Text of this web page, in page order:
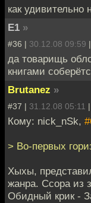
как удивительно
E1 »
#36 | 30.12.08 09:59 |
да товарищь
книгами
Brutanez »
#37 | 31.12.08 05:11 |
Кому: nick_nSk,
> Во-первых
Хыхы,
жанра. Ссора из
Обидный крик -